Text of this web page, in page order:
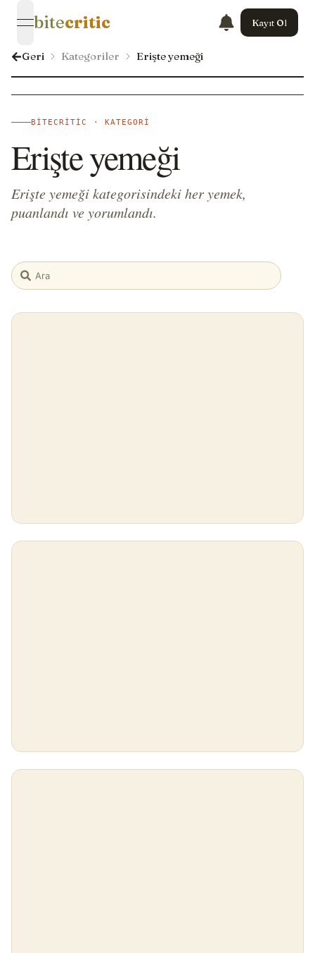
open navigation menu
bitecritic Kayıt Ol
Geri Kategoriler Erişte yemeği
BITECRITIC · KATEGORI
Erişte yemeği
Erişte yemeği kategorisindeki her yemek,
puanlandı ve yorumlandı.